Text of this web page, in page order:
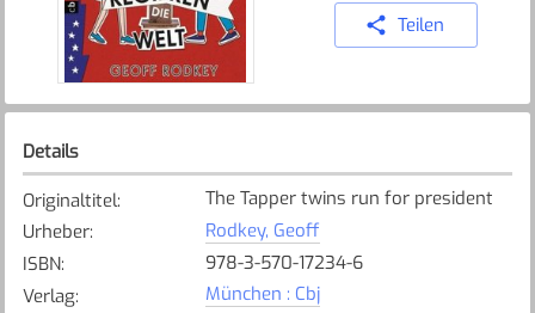
Teilen
Details
Originaltitel:
The Tapper twins run for president
Urheber:
Rodkey, Geoff
ISBN:
978-3-570-17234-6
Verlag:
München : Cbj